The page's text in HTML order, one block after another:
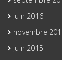
juin 2016
novembre
juin 2015